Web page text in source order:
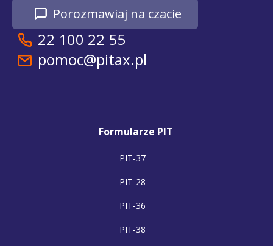
Porozmawiaj na czacie
22 100 22 55
pomoc@pitax.pl
Formularze PIT
PIT-37
PIT-28
PIT-36
PIT-38